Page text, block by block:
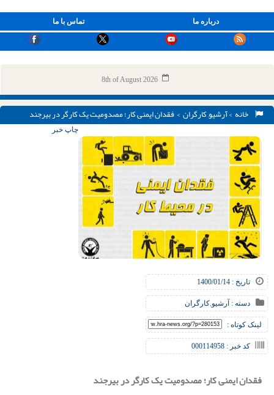
تماس با ما درباره ما
8th of August 2026
خانه >آرشیو,کارگران> فقدان ایمنی کار؛ مصدومیت یک کارگر در بیرجند
تاریخ : 1400/01/14
دسته : آرشیو,کارگران
لینک کوتاه :
کد خبر : 000114958
چاپ خبر
فقدان ایمنی کار؛ مصدومیت یک کارگر در بیرجند